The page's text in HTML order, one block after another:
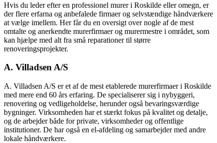
Hvis du leder efter en professionel murer i Roskilde eller omegn, er
der flere erfarna og anbefalede firmaer og selvstændige håndværkere
at vælge imellem. Her får du en oversigt over nogle af de mest
omtalte og anerkendte murerfirmaer og murermestre i området, som
kan hjælpe med alt fra små reparationer til større
renoveringsprojekter.
A. Villadsen A/S
A. Villadsen A/S er et af de mest etablerede murerfirmaer i Roskilde
med mere end 60 års erfaring. De specialiserer sig i nybyggeri,
renovering og vedligeholdelse, herunder også bevaringsværdige
bygninger. Virksomheden har et stærkt fokus på kvalitet og detalje,
og de arbejder både for private, virksomheder og offentlige
institutioner. De har også en el-afdeling og samarbejder med andre
lokale håndværkere.